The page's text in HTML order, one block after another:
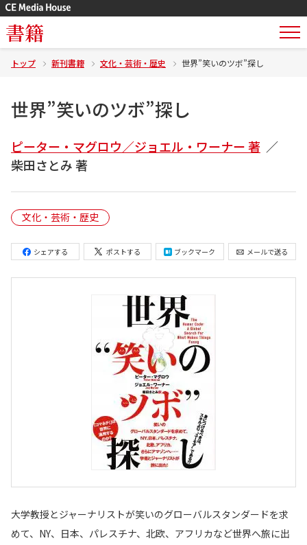
書籍
トップ 新刊書籍 文化・芸術・歴史 世界”笑いのツボ”探し
世界”笑いのツボ”探し
ピーター・マグロウ／ジョエル・ワーナー 著
柴田さとみ 著
文化・芸術・歴史
シェアする ポストする ブックマーク メールで送る
大学教授とジャーナリストが笑いのグローバルスタンダードを求
めて、NY、日本、パレスチナ、北欧、アフリカなど世界へ旅に出